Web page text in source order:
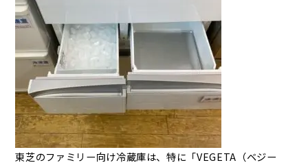
東芝のファミリー向け冷蔵庫は、特に「VEGETA（ベジー